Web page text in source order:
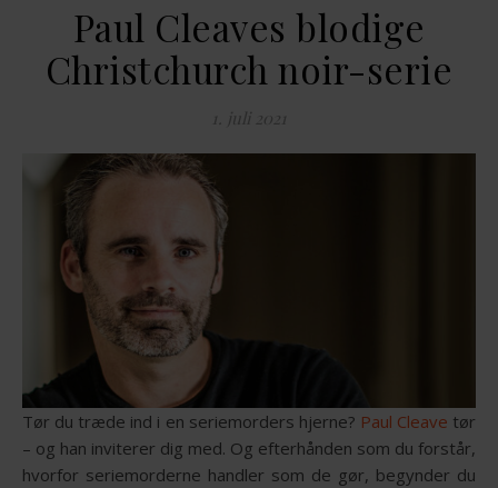
Paul Cleaves blodige
Christchurch noir-serie
1. juli 2021
Tør du træde ind i en seriemorders hjerne? Paul Cleave tør
– og han inviterer dig med. Og efterhånden som du forstår,
hvorfor seriemorderne handler som de gør, begynder du